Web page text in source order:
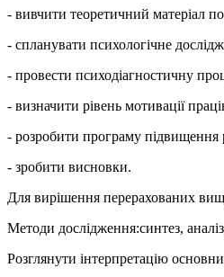
- вивчити теоретичний матеріал
- спланувати психологічне
- провести психодіагностичну
- визначити рівень мотивації
- розробити програму підвищення
- зробити висновки.
Для вирішення перерахованих
Методи дослідження:синтез,
Розглянути інтерпретацію